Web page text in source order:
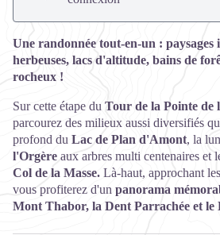
Une randonnée tout-en-un : paysages
herbeuses, lacs d'altitude, bains de
rocheux !
Sur cette étape du Tour de la Pointe de
parcourez des milieux aussi diversifiés
profond du Lac de Plan d'Amont, la
l'Orgère aux arbres multi centenaires et
Col de la Masse. Là-haut, approchant
vous profiterez d'un panorama
Mont Thabor, la Dent Parrachée et le